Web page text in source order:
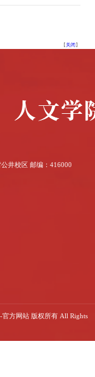
【关闭 】
井校区 邮编：416000
方网站 版权所有 All Rights